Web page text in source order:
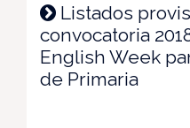
Listados
convocatoria
English Week
de Primaria